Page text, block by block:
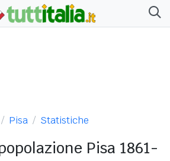
Pisa Statistiche
Pisa 1861-